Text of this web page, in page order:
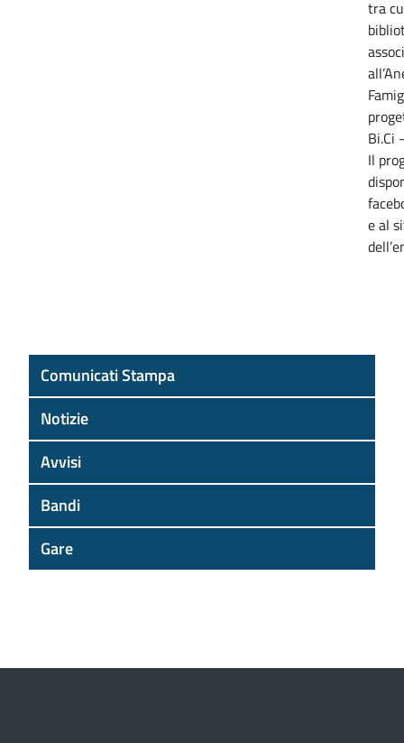
tra
Bi.Ci
Il
e al
Comunicati Stampa
Notizie
Avvisi
Bandi
Gare